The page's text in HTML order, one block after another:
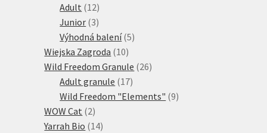
Adult 1212
produktů
Junior 33
produkty
Výhodná balení 55
Wiejska Zagroda 1010
produktů
Wild Freedom Granule 2626
Adult granule 1717
produktů
Wild Freedom "Elements" 99
WOW Cat 22
produkty
Yarrah Bio 1414